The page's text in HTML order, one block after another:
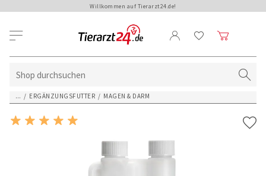
Willkommen auf Tierarzt24.de!
... / ERGÄNZUNGSFUTTER / MAGEN & DARM